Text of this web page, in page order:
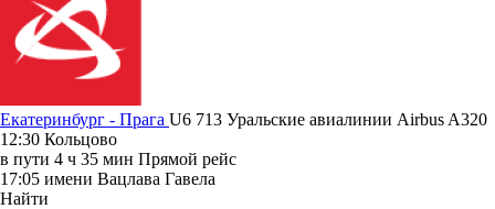
Екатеринбург - Прага U6 713 Уральские авиалинии Airbus A320
12:30 Кольцово
в пути 4 ч 35 мин Прямой рейс
17:05 имени Вацлава Гавела
Найти